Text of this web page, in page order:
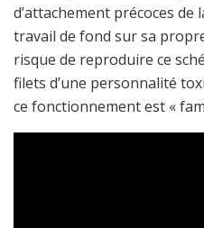
d’attachement précoces de
travail de fond sur sa
risque de reproduire ce
filets d’une personnalité
ce fonctionnement est «